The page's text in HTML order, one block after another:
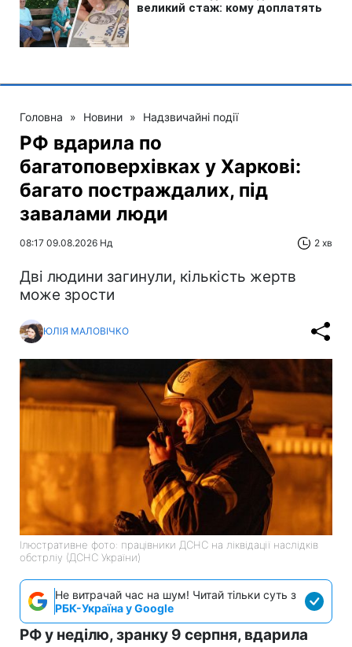
Головна » Новини » Надзвичайні події
РФ вдарила по
багатоповерхівках у Харкові:
багато постраждалих, під
завалами люди
08:17 09.08.2026 Нд 2 хв
Дві людини загинули, кількість жертв
може зрости
ЮЛІЯ МАЛОВІЧКО
Ілюстративне фото: працівники ДСНС на ліквідації наслідків
обстрліу (ДСНС України)
Не витрачай час на шум! Читай тільки суть з
РБК-Україна у Google
РФ у неділю, зранку 9 серпня, вдарила